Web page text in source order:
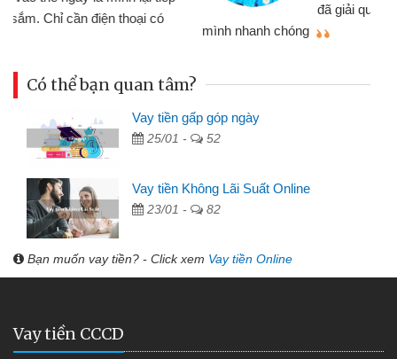
đã giải quyết được công việc của
Có thể bạn quan tâm?
Vay tiền gấp góp ngày
25/01 - 52
Vay tiền Không Lãi Suất Online
23/01 - 82
Bạn muốn vay tiền? - Click xem Vay tiền Online
Vay tiền CCCD